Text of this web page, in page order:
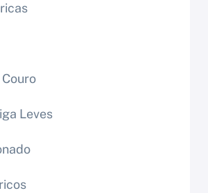
Leves